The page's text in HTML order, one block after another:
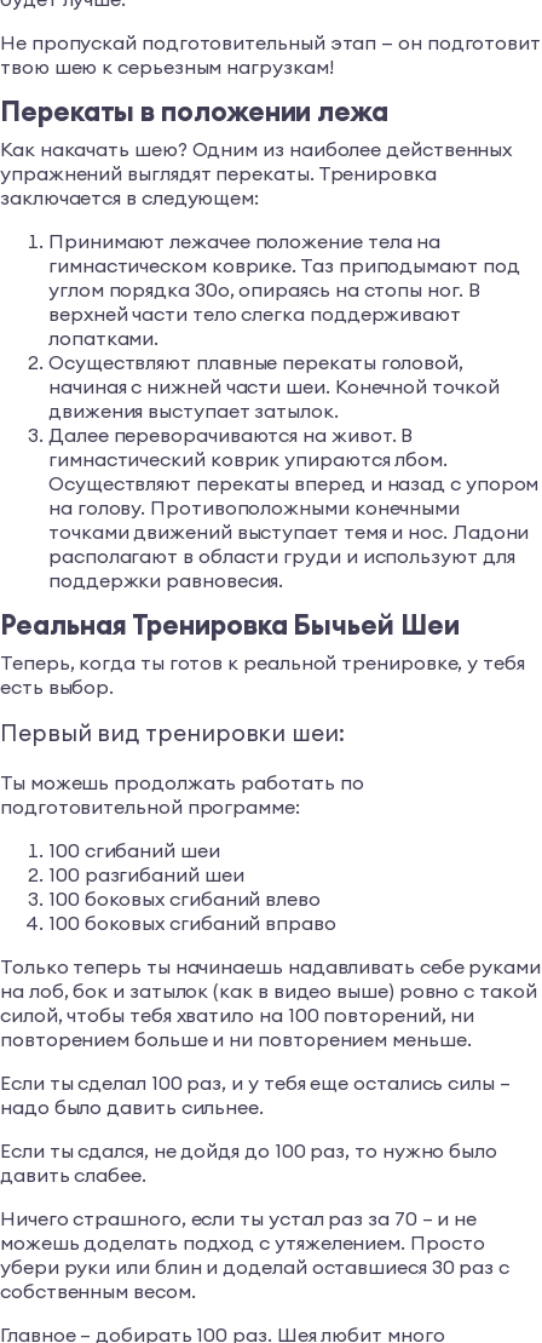
Не пропускай подготовительный этап — он подготовит
твою шею к серьезным нагрузкам!
Перекаты в положении лежа
Как накачать шею? Одним из наиболее действенных
упражнений выглядят перекаты. Тренировка
заключается в следующем:
Принимают лежачее положение тела на
гимнастическом коврике. Таз приподымают под
углом порядка 30о, опираясь на стопы ног. В
верхней части тело слегка поддерживают
лопатками.
Осуществляют плавные перекаты головой,
начиная с нижней части шеи. Конечной точкой
движения выступает затылок.
Далее переворачиваются на живот. В
гимнастический коврик упираются лбом.
Осуществляют перекаты вперед и назад с упором
на голову. Противоположными конечными
точками движений выступает темя и нос. Ладони
располагают в области груди и используют для
поддержки равновесия.
Реальная Тренировка Бычьей Шеи
Теперь, когда ты готов к реальной тренировке, у тебя
есть выбор.
Первый вид тренировки шеи:
Ты можешь продолжать работать по
подготовительной программе:
100 сгибаний шеи
100 разгибаний шеи
100 боковых сгибаний влево
100 боковых сгибаний вправо
Только теперь ты начинаешь надавливать себе руками
на лоб, бок и затылок (как в видео выше) ровно с такой
силой, чтобы тебя хватило на 100 повторений, ни
повторением больше и ни повторением меньше.
Если ты сделал 100 раз, и у тебя еще остались силы –
надо было давить сильнее.
Если ты сдался, не дойдя до 100 раз, то нужно было
давить слабее.
Ничего страшного, если ты устал раз за 70 – и не
можешь доделать подход с утяжелением. Просто
убери руки или блин и доделай оставшиеся 30 раз с
собственным весом.
Главное – добирать 100 раз. Шея любит много